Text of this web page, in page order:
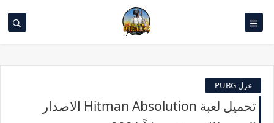
غزل PUBG
تحميل لعبة Hitman Absolution الاصدار